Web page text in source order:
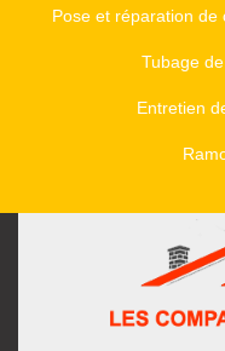
Pose et réparation
Tubage
Entretien